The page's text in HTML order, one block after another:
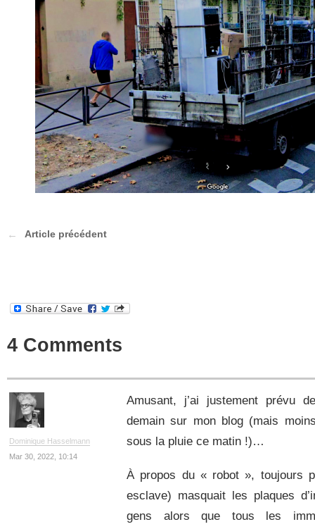
Article précédent
4 Comments
Dominique Hasselmann
Mar 30, 2022, 10:14
Amusant, j’ai justement prévu
demain sur mon blog (mais
sous la pluie ce matin !)…
À propos du « robot », toujours
esclave) masquait les plaques
gens alors que tous les